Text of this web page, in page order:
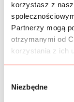
korzystasz z
Partnerzy mogą
otrzymanymi od
korzystania z ich
Niezbędne
Syntetyczna
brzoskwiniowy.
Tkanina jest
bardzo dobrze
Ta gładka
bluzki, sukienki,